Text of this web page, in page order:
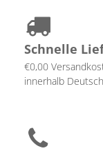
Schnelle
€0,00
innerhalb